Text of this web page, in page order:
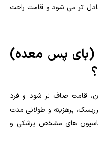
تر می شود و قامت راحت
(بای پس معده)
قامت صاف تر شود و فرد
پرهزینه و طولانی مدت
های مشخص پزشکی و